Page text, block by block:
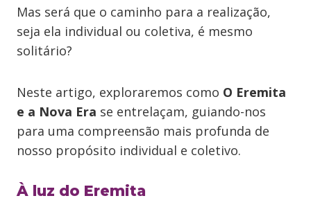
Mas será que o caminho para a realização,
seja ela individual ou coletiva, é mesmo
solitário?
Neste artigo, exploraremos como O Eremita
e a Nova Era se entrelaçam, guiando-nos
para uma compreensão mais profunda de
nosso propósito individual e coletivo.
À luz do Eremita